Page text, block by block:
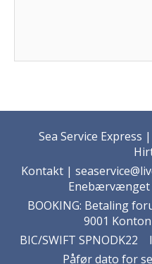
Sea Service
Kontakt |
Enebærvænget
BOOKING: Betaling
9001
BIC/SWIFT SPNODK22
Påfør dato for